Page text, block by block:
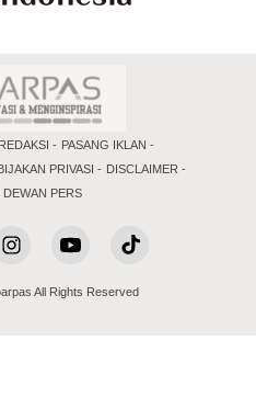
REDAKSI
PASANG IKLAN
PRIVASI
DISCLAIMER
PERS
All Rights Reserved